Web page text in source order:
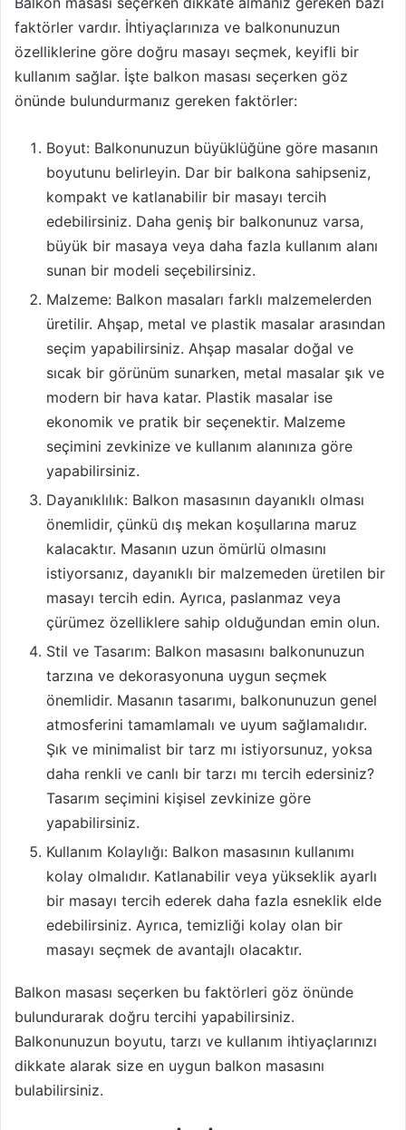
faktörler vardır. İhtiyaçlarınıza ve balkonunuzun
özelliklerine göre doğru masayı seçmek, keyifli bir
kullanım sağlar. İşte balkon masası seçerken göz
önünde bulundurmanız gereken faktörler:
Boyut: Balkonunuzun büyüklüğüne göre masanın
boyutunu belirleyin. Dar bir balkona sahipseniz,
kompakt ve katlanabilir bir masayı tercih
edebilirsiniz. Daha geniş bir balkonunuz varsa,
büyük bir masaya veya daha fazla kullanım alanı
sunan bir modeli seçebilirsiniz.
Malzeme: Balkon masaları farklı malzemelerden
üretilir. Ahşap, metal ve plastik masalar arasından
seçim yapabilirsiniz. Ahşap masalar doğal ve
sıcak bir görünüm sunarken, metal masalar şık ve
modern bir hava katar. Plastik masalar ise
ekonomik ve pratik bir seçenektir. Malzeme
seçimini zevkinize ve kullanım alanınıza göre
yapabilirsiniz.
Dayanıklılık: Balkon masasının dayanıklı olması
önemlidir, çünkü dış mekan koşullarına maruz
kalacaktır. Masanın uzun ömürlü olmasını
istiyorsanız, dayanıklı bir malzemeden üretilen bir
masayı tercih edin. Ayrıca, paslanmaz veya
çürümez özelliklere sahip olduğundan emin olun.
Stil ve Tasarım: Balkon masasını balkonunuzun
tarzına ve dekorasyonuna uygun seçmek
önemlidir. Masanın tasarımı, balkonunuzun genel
atmosferini tamamlamalı ve uyum sağlamalıdır.
Şık ve minimalist bir tarz mı istiyorsunuz, yoksa
daha renkli ve canlı bir tarzı mı tercih edersiniz?
Tasarım seçimini kişisel zevkinize göre
yapabilirsiniz.
Kullanım Kolaylığı: Balkon masasının kullanımı
kolay olmalıdır. Katlanabilir veya yükseklik ayarlı
bir masayı tercih ederek daha fazla esneklik elde
edebilirsiniz. Ayrıca, temizliği kolay olan bir
masayı seçmek de avantajlı olacaktır.
Balkon masası seçerken bu faktörleri göz önünde
bulundurarak doğru tercihi yapabilirsiniz.
Balkonunuzun boyutu, tarzı ve kullanım ihtiyaçlarınızı
dikkate alarak size en uygun balkon masasını
bulabilirsiniz.